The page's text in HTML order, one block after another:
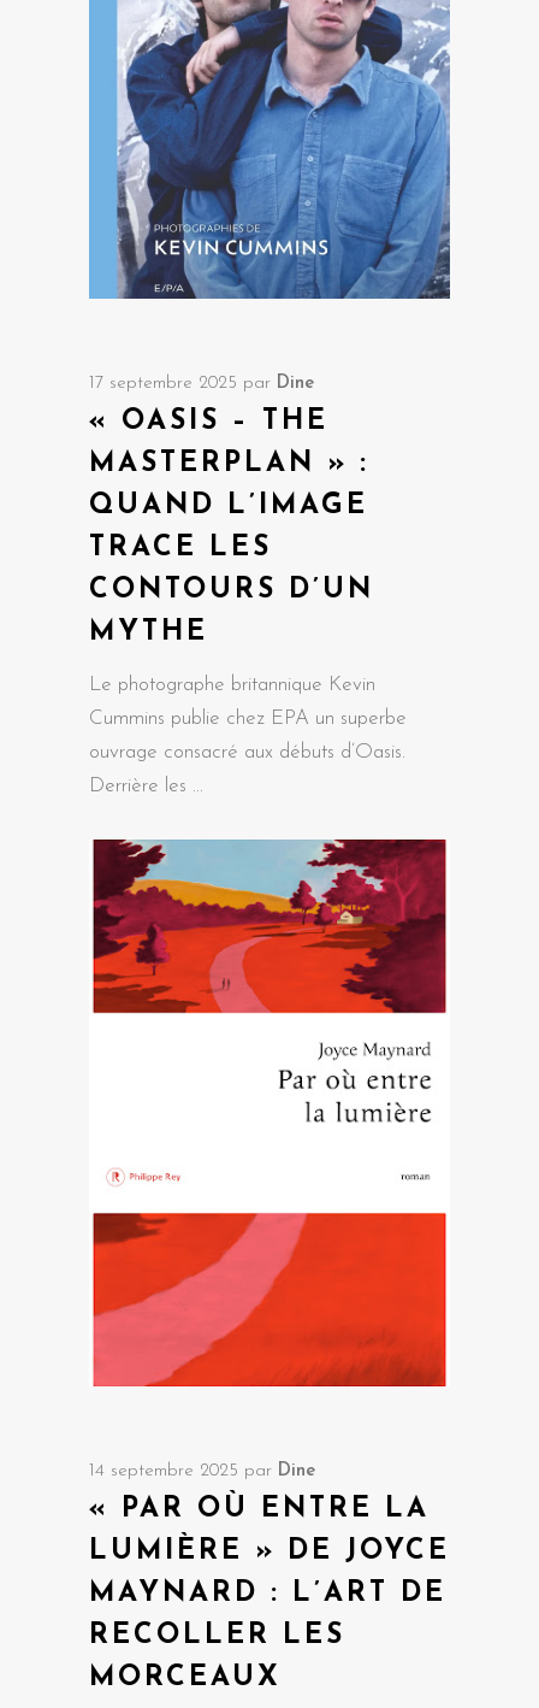
17 septembre 2025 par Dine
« OASIS – THE
MASTERPLAN » :
QUAND L’IMAGE
TRACE LES
CONTOURS D’UN
MYTHE
Le photographe britannique Kevin
Cummins publie chez EPA un superbe
ouvrage consacré aux débuts d’Oasis.
Derrière les
14 septembre 2025 par Dine
« PAR OÙ ENTRE LA
LUMIÈRE » DE JOYCE
MAYNARD : L’ART DE
RECOLLER LES
MORCEAUX